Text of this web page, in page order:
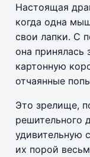
Настоящая
когда одна
свои лапки. С
она принялась
картонную
отчаянные
Это зрелище,
решительного
удивительную
их порой